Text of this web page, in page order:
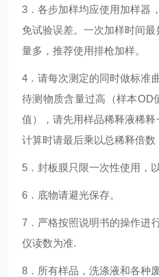
3．各步加样均应使用加样器
免试验误差。一次加样时间
量多，推荐使用排枪加样。
4．请每次测定的同时做标准
待测物质含量过高（样本OD
值），请先用样品稀释液稀释
计算时请最后乘以总稀释倍数
5．封板膜只限一次性使用，
6．底物请避光保存。
7．严格按照说明书的操作进
仪读数为准.
8．所有样品，洗涤液和各种